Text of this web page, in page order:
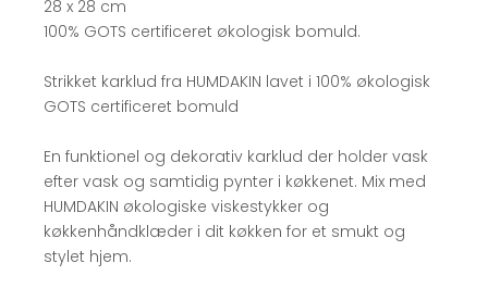
28 x 28 cm
100% GOTS certificeret økologisk bomuld.
Strikket karklud fra HUMDAKIN lavet i 100% økologisk
GOTS certificeret bomuld
En funktionel og dekorativ karklud der holder vask
efter vask og samtidig pynter i køkkenet. Mix med
HUMDAKIN økologiske viskestykker og
køkkenhåndklæder i dit køkken for et smukt og
stylet hjem.